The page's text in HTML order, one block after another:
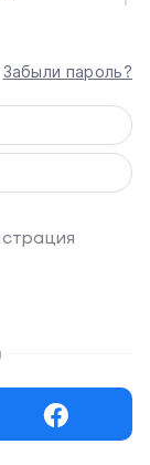
Забыли пароль?